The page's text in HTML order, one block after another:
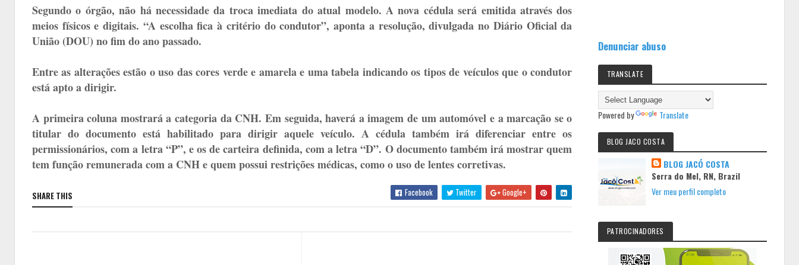
Segundo o órgão, não há necessidade da troca imediata do atual modelo. A nova cédula será emitida através dos
meios físicos e digitais. “A escolha fica à critério do condutor”, aponta a resolução, divulgada no Diário Oficial da
União (DOU) no fim do ano passado.
Entre as alterações estão o uso das cores verde e amarela e uma tabela indicando os tipos de veículos que o condutor
está apto a dirigir.
A primeira coluna mostrará a categoria da CNH. Em seguida, haverá a imagem de um automóvel e a marcação se o
titular do documento está habilitado para dirigir aquele veículo. A cédula também irá diferenciar entre os
permissionários, com a letra “P”, e os de carteira definida, com a letra “D”. O documento também irá mostrar quem
tem função remunerada com a CNH e quem possui restrições médicas, como o uso de lentes corretivas.
SHARE THIS Facebook Twitter Google+
Denunciar abuso
TRANSLATE
Powered by Translate
BLOG JACO COSTA
BLOG JACÓ COSTA
Serra do Mel, RN, Brazil
Ver meu perfil completo
PATROCINADORES